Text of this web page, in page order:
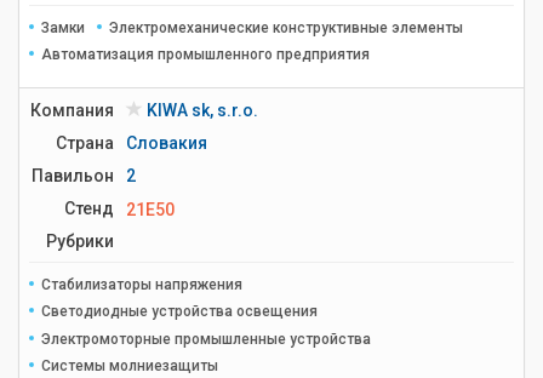
Замки
Электромеханические конструктивные элементы
Автоматизация промышленного предприятия
Компания
KIWA sk, s.r.o.
Страна
Словакия
Павильон
2
Стенд
21E50
Рубрики
Стабилизаторы напряжения
Светодиодные устройства освещения
Электромоторные промышленные устройства
Системы молниезащиты